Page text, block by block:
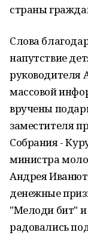
страны
Слова
напутствие
руководителя
массовой
вручены
заместителя
Собрания -
министра
Андрея
денежные
"Мелоди бит" и
радовались